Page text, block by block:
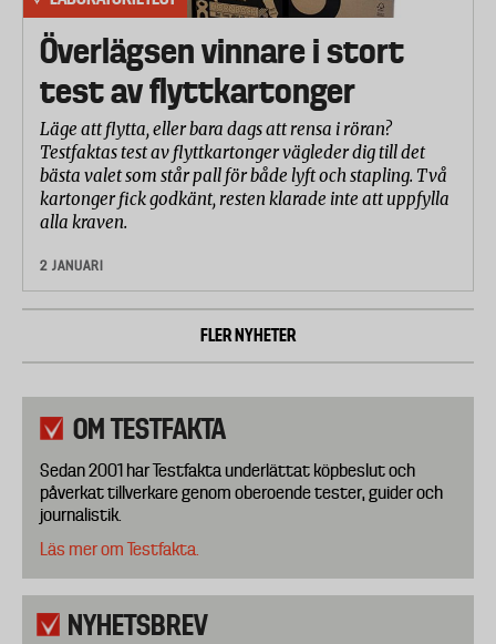
Överlägsen vinnare i stort
test av flyttkartonger
Läge att flytta, eller bara dags att rensa i röran?
Testfaktas test av flyttkartonger vägleder dig till det
bästa valet som står pall för både lyft och stapling. Två
kartonger fick godkänt, resten klarade inte att uppfylla
alla kraven.
2 JANUARI
FLER NYHETER
OM TESTFAKTA
Sedan 2001 har Testfakta underlättat köpbeslut och
påverkat tillverkare genom oberoende tester, guider och
journalistik.
Läs mer om Testfakta.
NYHETSBREV